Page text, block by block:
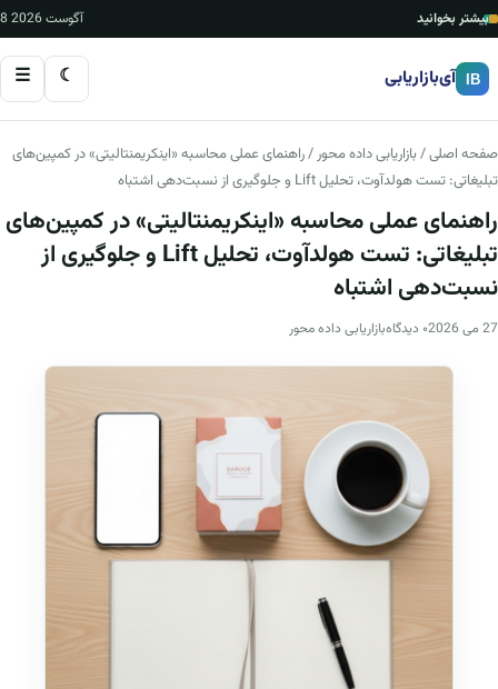
بیشتر بخوانید 8 آگوست 2026
IB آی‌بازاریابی ☾
☰
صفحه اصلی/بازاریابی داده محور/ راهنمای عملی محاسبه «اینکریمنتالیتی» در کمپین‌های
تبلیغاتی: تست هولدآوت، تحلیل Lift و جلوگیری از نسبت‌دهی اشتباه
راهنمای عملی محاسبه «اینکریمنتالیتی» در کمپین‌های
تبلیغاتی: تست هولدآوت، تحلیل Lift و جلوگیری از
نسبت‌دهی اشتباه
27 می 2026 ۰ دیدگاه بازاریابی داده محور